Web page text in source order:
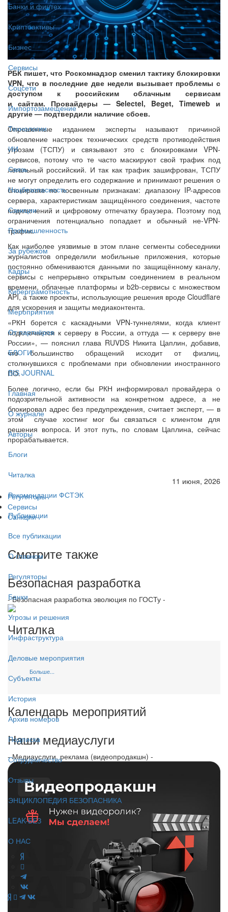
Банки и финтех
Криптоактивы
Бизнес
Сервисы
Соцсети
Импортозамещение
Технологии
ИИ
Связь
Нацбезопасность
Санкции
Промышленность
За рубежом
Кадры
Киберграмотность
Мероприятия
От партнёров
БЛОГИ
BIS JOURNAL
Главная
О журнале
Авторы
Блоги
Читалка
Рекомендации ФСТЭК
Публикации
Все публикации
О главном
Регуляторы
Банки
Угрозы и решения
Инфраструктура
Деловые мероприятия
Субъекты
История
Архив номеров
Подписка
Сотрудничество
Отзывы
ЭНЦИКЛОПЕДИЯ БЕЗОПАСНИКА
LEAK-БЕЗ
О НАС
РБК пишет, что Роскомнадзор сменил тактику блокировки
VPN, что в последние две недели вызывает проблемы с
доступом к российским облачным сервисам
и сайтам. Провайдеры — Selectel, Beget, Timeweb и
другие — подтвердили наличие сбоев.
Опрошенные изданием эксперты называют причиной
обновление настроек технических средств противодействия
угрозам (ТСПУ) и связывают это с блокировками VPN-
сервисов, потому что те часто маскируют свой трафик под
легальный российский. И так как трафик зашифрован, ТСПУ
не могут определить его содержание и принимают решения о
блокировке по косвенным признакам: диапазону IP-адресов
сервера, характеристикам защищённого соединения, частоте
подключений и цифровому отпечатку браузера. Поэтому под
ограничения потенциально попадает и обычный не-VPN-
трафик.
Как наиболее уязвимые в этом плане сегменты собеседники
журналистов определили мобильные приложения, которые
постоянно обмениваются данными по защищённому каналу,
сервисы с непрерывно открытым соединением в реальном
времени, облачные платформы и b2b‑сервисы с множеством
API, а также проекты, использующие решения вроде Cloudflare
для ускорения и защиты медиаконтента.
«РКН борется с каскадными VPN-туннелями, когда клиент
подключается к серверу в России, а оттуда — к серверу вне
России», — пояснил глава RUVDS Никита Цаплин, добавив,
что большинство обращений исходит от физлиц,
столкнувшихся с проблемами при обновлении иностранного
ПО.
Более логично, если бы РКН информировал провайдера о
подозрительной активности на конкретном адресе, а не
блокировал адрес без предупреждения, считает эксперт, — в
этом случае хостинг мог бы связаться с клиентом для
решения вопроса. И этот путь, по словам Цаплина, сейчас
прорабатывается.
11 июня, 2026
Регуляторы
Сервисы
Санкции
Смотрите также
Безопасная разработка
- Безопасная разработка эволюция по ГОСТу -
Читалка
Больше...
Календарь мероприятий
Наши медиауслуги
- Медиауслуги, реклама (видеопродакшн) -